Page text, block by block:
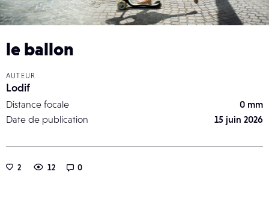
le ballon
AUTEUR
Lodif
Distance focale
0 mm
Date de publication
15 juin 2026
2 12 0